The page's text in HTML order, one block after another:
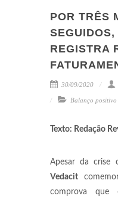
POR TRÊS
REGISTRA
30/09/2020
Balanço positivo
Texto: Redação
Apesar da crise
Vedacit
comprova que